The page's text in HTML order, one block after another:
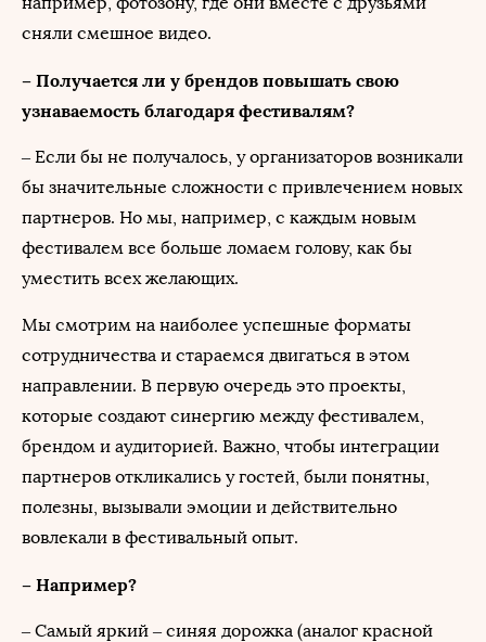
сняли смешное видео.
– Получается ли у брендов повышать свою
узнаваемость благодаря фестивалям?
– Если бы не получалось, у организаторов возникали
бы значительные сложности с привлечением новых
партнеров. Но мы, например, с каждым новым
фестивалем все больше ломаем голову, как бы
уместить всех желающих.
Мы смотрим на наиболее успешные форматы
сотрудничества и стараемся двигаться в этом
направлении. В первую очередь это проекты,
которые создают синергию между фестивалем,
брендом и аудиторией. Важно, чтобы интеграции
партнеров откликались у гостей, были понятны,
полезны, вызывали эмоции и действительно
вовлекали в фестивальный опыт.
– Например?
– Самый яркий – синяя дорожка (аналог красной